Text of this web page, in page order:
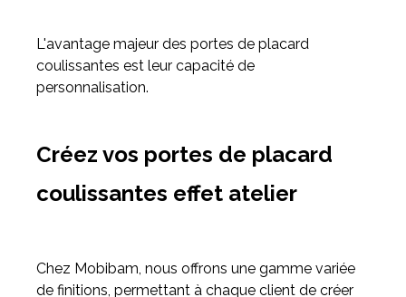
L'avantage majeur des portes de placard
coulissantes est leur capacité de
personnalisation.
Créez vos portes de placard
coulissantes effet atelier
Chez Mobibam, nous offrons une gamme variée
de finitions, permettant à chaque client de créer